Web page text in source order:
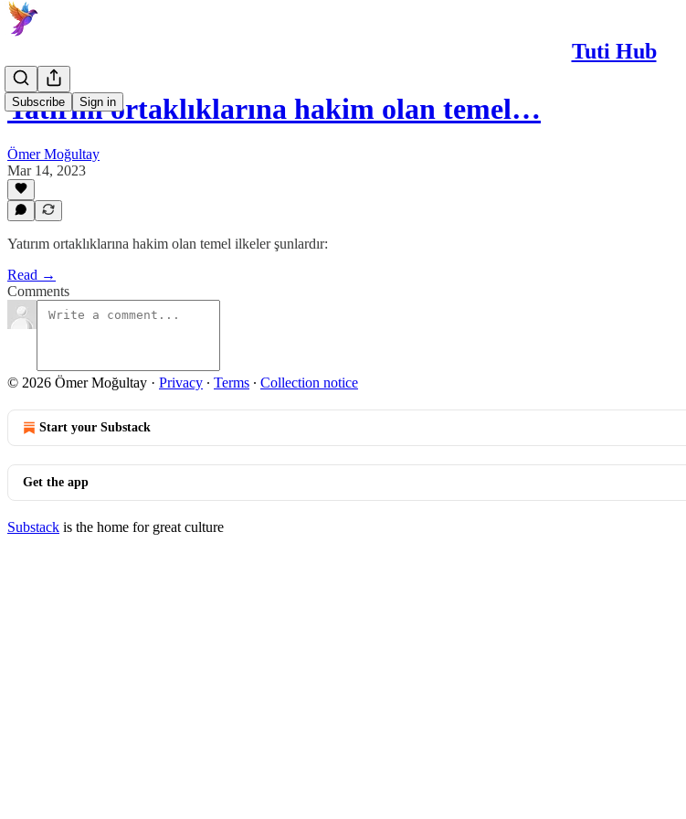
Tuti Hub
Subscribe Sign in
Yatırım ortaklıklarına hakim olan temel…
Ömer Moğultay
Mar 14, 2023
Yatırım ortaklıklarına hakim olan temel ilkeler şunlardır:
Read →
Comments
© 2026 Ömer Moğultay · Privacy ∙ Terms ∙ Collection notice
Start your Substack
Get the app
Substack is the home for great culture